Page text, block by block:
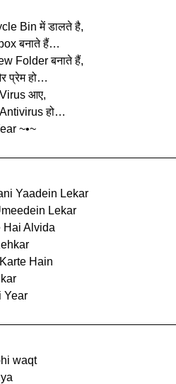
Bin में डालते है,
बनाते हैं…
Folder बनाते हैं,
प्रेम हो…
Virus आए,
Antivirus हो…
~•~
Yaadein Lekar
Lekar
Hai Alvida
Hain
Year
waqt